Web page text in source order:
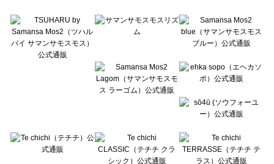
Lugnoncure（ルノンキュール）のトップス一覧
BETTY'S BLUE（べティーズブルー）のトップス一覧
Wpc.（ワールドパーティー）のトップス一覧